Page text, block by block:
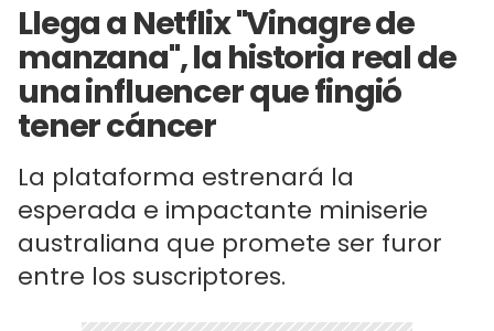
Llega a Netflix "Vinagre de
manzana", la historia real de
una influencer que fingió
tener cáncer
La plataforma estrenará la
esperada e impactante miniserie
australiana que promete ser furor
entre los suscriptores.